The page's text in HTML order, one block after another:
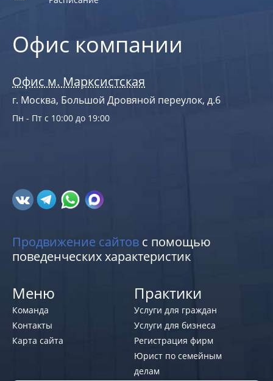
Офис компании
Офис м. Марксистская
г. Москва, Большой Дровяной переулок, д.6
Пн - Пт с 10:00 до 19:00
Продвижение сайтов с помощью
поведенческих характеристик
Меню
Команда
Контакты
Карта сайта
Практики
Услуги для граждан
Услуги для бизнеса
Регистрация фирм
Юрист по семейным
делам